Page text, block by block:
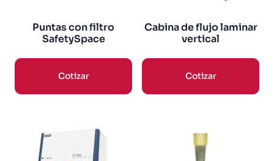
Puntas con filtro
SafetySpace
Cotizar
Cabina de flujo laminar
vertical
Cotizar